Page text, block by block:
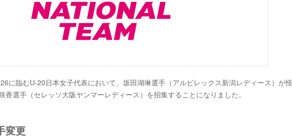
に臨むU-20日本女子代表において、坂田湖琳選手（アルビレックス新潟レディース）が
香選手（セレッソ大阪ヤンマーレディース）を招集することになりました。
変更